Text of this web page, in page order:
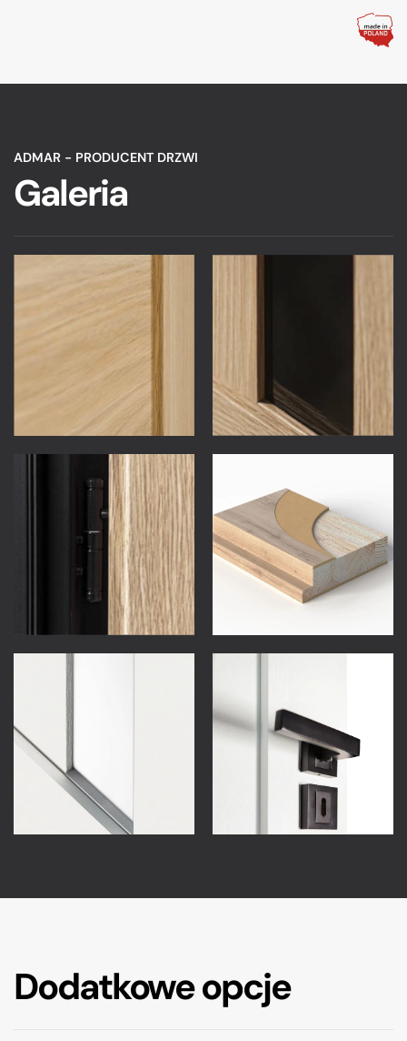
ADMAR - PRODUCENT DRZWI
Galeria
Dodatkowe opcje